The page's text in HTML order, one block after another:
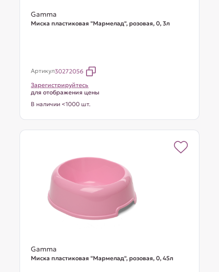
Gamma
Миска пластиковая "Мармелад", розовая, 0, 3л
Артикул30272056
Зарегистрируйтесь
для отображения цены
В наличии <1000 шт.
Gamma
Миска пластиковая "Мармелад", розовая, 0, 45л